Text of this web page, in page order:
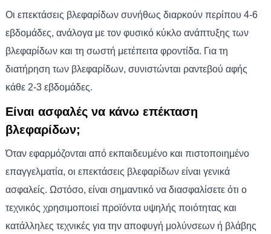
Οι επεκτάσεις βλεφαρίδων συνήθως διαρκούν περίπου 4-6
εβδομάδες, ανάλογα με τον φυσικό κύκλο ανάπτυξης των
βλεφαρίδων και τη σωστή μετέπειτα φροντίδα. Για τη
διατήρηση των βλεφαρίδων, συνιστώνται ραντεβού αφής
κάθε 2-3 εβδομάδες.
Είναι ασφαλές να κάνω επέκταση
βλεφαρίδων;
Όταν εφαρμόζονται από εκπαιδευμένο και πιστοποιημένο
επαγγελματία, οι επεκτάσεις βλεφαρίδων είναι γενικά
ασφαλείς. Ωστόσο, είναι σημαντικό να διασφαλίσετε ότι ο
τεχνικός χρησιμοποιεί προϊόντα υψηλής ποιότητας και
κατάλληλες τεχνικές για την αποφυγή μολύνσεων ή βλάβης